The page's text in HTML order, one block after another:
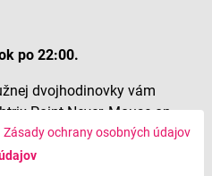
Zásady ochrany osobných údajov
po 22:00.
dvojhodinovky vám
Point Never, Mouse on
Theydon Boys, Keosz a